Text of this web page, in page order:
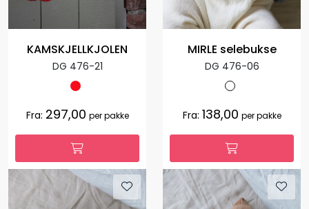
KAMSKJELLKJOLEN
DG 476-21
Fra: 297,00 per pakke
MIRLE selebukse
DG 476-06
Fra: 138,00 per pakke